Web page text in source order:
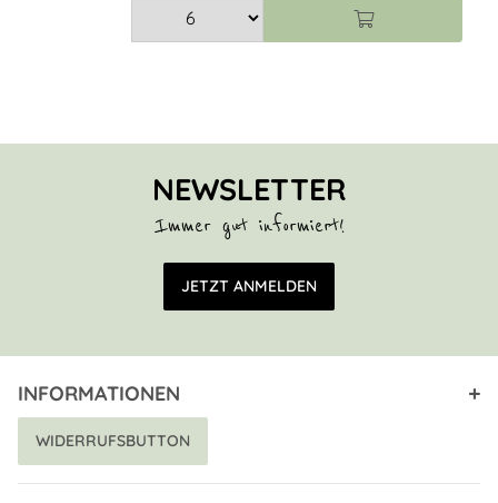
NEWSLETTER
Immer gut informiert!
E-Mail Adresse
JETZT ANMELDEN
INFORMATIONEN
WIDERRUFSBUTTON